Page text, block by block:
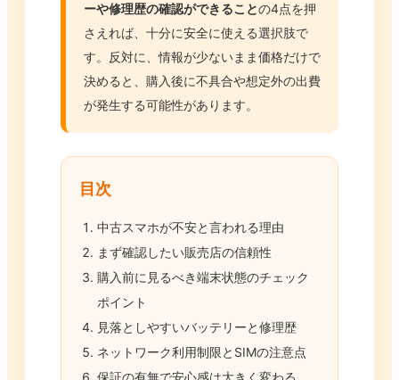
ーや修理歴の確認ができることの4点を押
さえれば、十分に安全に使える選択肢で
す。反対に、情報が少ないまま価格だけで
決めると、購入後に不具合や想定外の出費
が発生する可能性があります。
目次
中古スマホが不安と言われる理由
まず確認したい販売店の信頼性
購入前に見るべき端末状態のチェック
ポイント
見落としやすいバッテリーと修理歴
ネットワーク利用制限とSIMの注意点
保証の有無で安心感は大きく変わる